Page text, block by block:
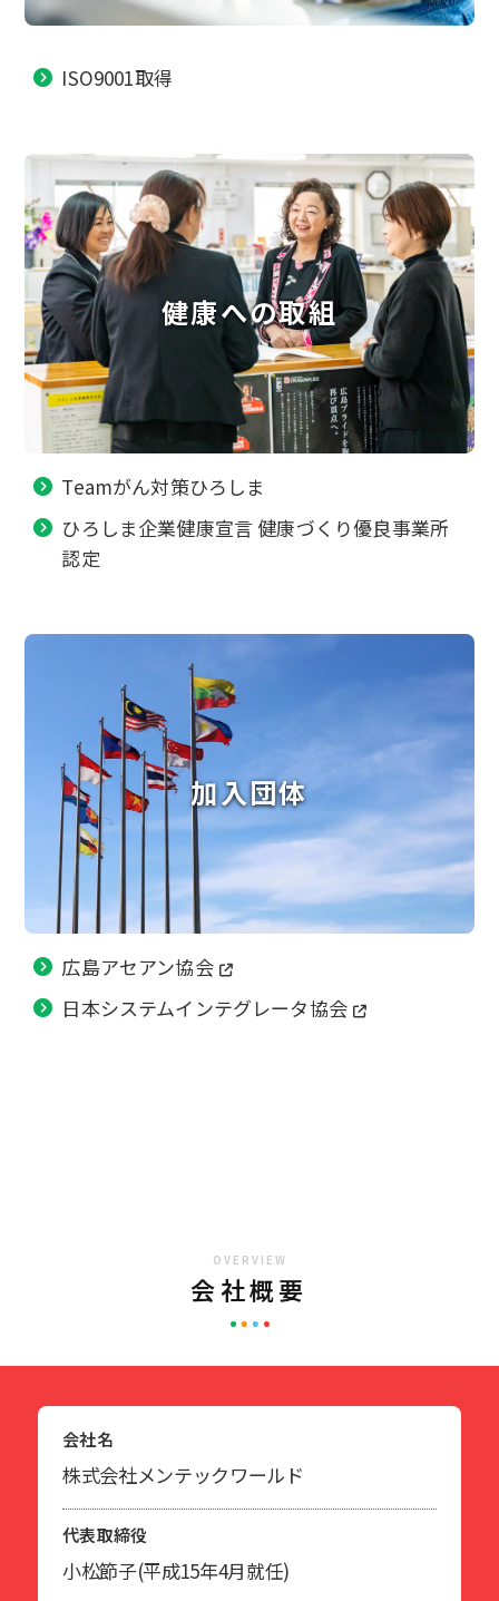
ISO9001取得
健康への取組
Teamがん対策ひろしま
ひろしま企業健康宣言 健康づくり優良事業所
認定
加入団体
広島アセアン協会
日本システムインテグレータ協会
OVERVIEW
会社概要
会社名
株式会社メンテックワールド
代表取締役
小松節子(平成15年4月就任)